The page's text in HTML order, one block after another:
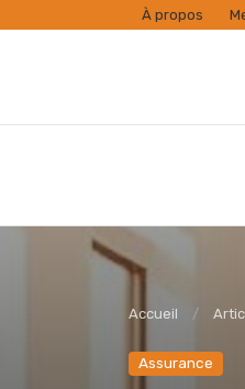
À propos
Accueil
Assurance